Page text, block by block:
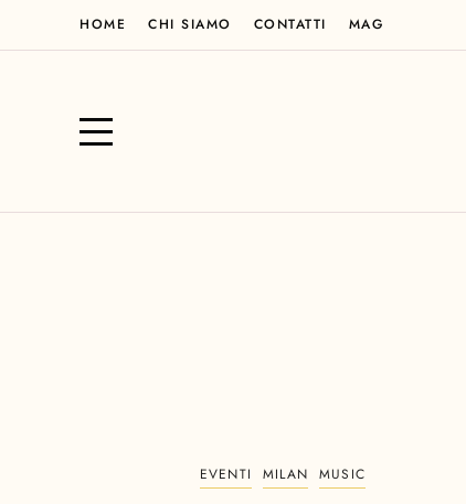
HOME CHI SIAMO CONTATTI MAG
EVENTI MILAN MUSIC